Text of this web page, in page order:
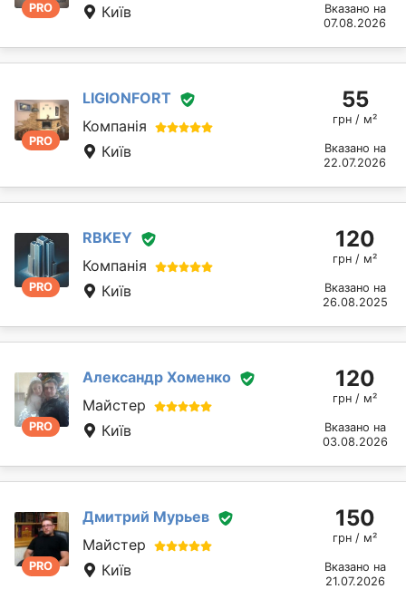
PRO
Київ
Вказано на
07.08.2026
PRO
LIGIONFORT
Компанія
Київ
55
грн / м²
Вказано на
22.07.2026
PRO
RBKEY
Компанія
Київ
120
грн / м²
Вказано на
26.08.2025
PRO
Александр Хоменко
Майстер
Київ
120
грн / м²
Вказано на
03.08.2026
PRO
Дмитрий Мурьев
Майстер
Київ
150
грн / м²
Вказано на
21.07.2026